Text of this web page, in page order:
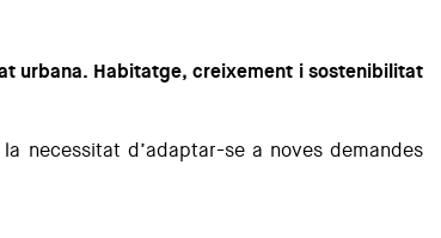
urbana. Habitatge, creixement i sostenibilitat
necessitat d’adaptar-se a noves demandes